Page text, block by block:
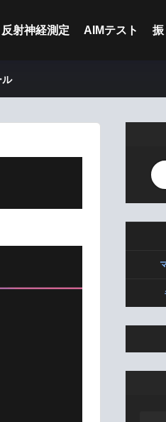
反射神経測定 AIMテスト 振